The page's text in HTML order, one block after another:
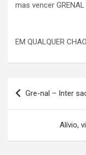
mas vencer
EM QUALQUER
Navegação
de
Gre-nal – Inter
Alívio,